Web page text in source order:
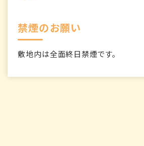
禁煙のお願い
敷地内は全面終日禁煙です。